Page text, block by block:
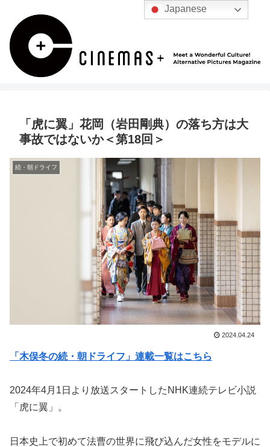
「虎に翼」花岡（岩田剛典）の落ち方は大
事故ではないか＜第18回＞
続・朝ドライフ
2024.04.24
「木俣冬の続・朝ドライフ」連載一覧はこちら
2024年4月1日より放送スタートしたNHK連続テレビ小説
「虎に翼」。
日本史上で初めて法曹の世界に飛び込んだ女性をモデルに
Japanese